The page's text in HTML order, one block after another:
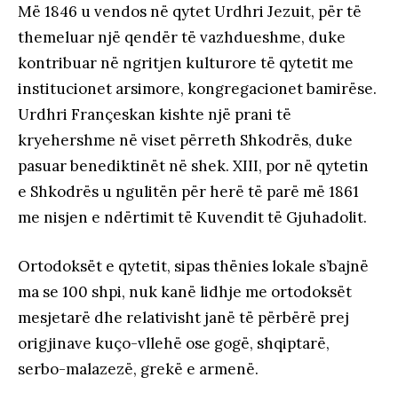
Më 1846 u vendos në qytet Urdhri Jezuit, për të
themeluar një qendër të vazhdueshme, duke
kontribuar në ngritjen kulturore të qytetit me
institucionet arsimore, kongregacionet bamirëse.
Urdhri Françeskan kishte një prani të
kryehershme në viset përreth Shkodrës, duke
pasuar benediktinët në shek. XIII, por në qytetin
e Shkodrës u ngulitën për herë të parë më 1861
me nisjen e ndërtimit të Kuvendit të Gjuhadolit.
Ortodoksët e qytetit, sipas thënies lokale s’bajnë
ma se 100 shpi, nuk kanë lidhje me ortodoksët
mesjetarë dhe relativisht janë të përbërë prej
origjinave kuço-vllehë ose gogë, shqiptarë,
serbo-malazezë, grekë e armenë.